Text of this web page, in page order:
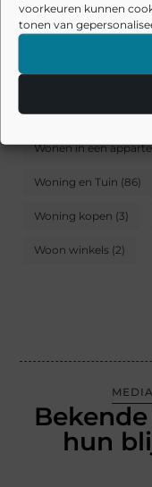
voorkeuren kunnen
tonen van
Tuin en buitenleven
Werken studeren en
Wonen in een
Woning en Tuin (86)
Woning kopen (3)
Woon winkels (2)
hun